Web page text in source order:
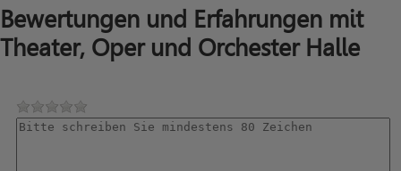
Bewertungen und Erfahrungen mit
Theater, Oper und Orchester Halle